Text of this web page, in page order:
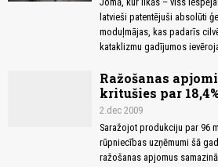
latvieši patentējuši absolūti
moduļmājas, kas padarīs
kataklizmu gadījumos
Ražošanas
kritušies par
2.dec 2009
Saražojot produkciju par 96
rūpniecības uzņēmumi šā
ražošanas apjomus